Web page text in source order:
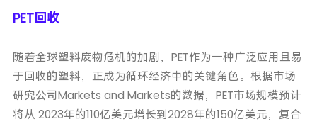
PET回收
随着全球塑料废物危机的加剧，PET作为一种广泛应用且易
于回收的塑料，正成为循环经济中的关键角色。根据市场
研究公司Markets and Markets的数据，PET市场规模预计
将从 2023年的110亿美元增长到2028年的150亿美元，复合